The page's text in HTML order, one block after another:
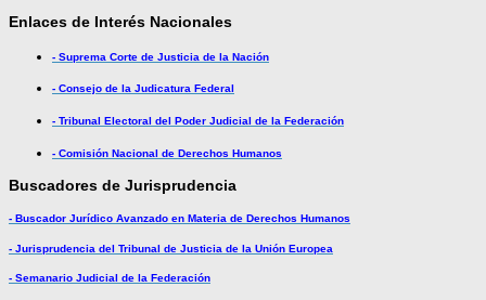
Enlaces de Interés Nacionales
- Suprema Corte de Justicia de la Nación
- Consejo de la Judicatura Federal
- Tribunal Electoral del Poder Judicial de la Federación
- Comisión Nacional de Derechos Humanos
Buscadores de Jurisprudencia
- Buscador Jurídico Avanzado en Materia de Derechos Humanos
- Jurisprudencia del Tribunal de Justicia de la Unión Europea
- Semanario Judicial de la Federación